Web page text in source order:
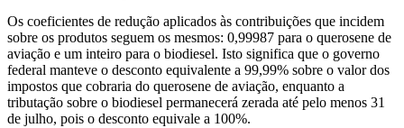
Os coeficientes de redução aplicados às contribuições que incidem
sobre os produtos seguem os mesmos: 0,99987 para o querosene de
aviação e um inteiro para o biodiesel. Isto significa que o governo
federal manteve o desconto equivalente a 99,99% sobre o valor dos
impostos que cobraria do querosene de aviação, enquanto a
tributação sobre o biodiesel permanecerá zerada até pelo menos 31
de julho, pois o desconto equivale a 100%.